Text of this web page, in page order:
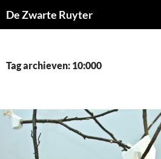
naar
De Zwarte Ruyter
Tag archieven: 10:000